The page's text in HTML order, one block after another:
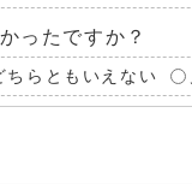
ったですか？
ちらともいえない